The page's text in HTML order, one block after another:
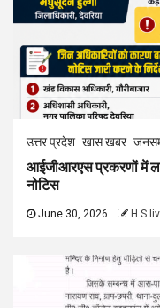
उत्तर प्रदेश खास खबर
आईजीआरएस प्रकरणों में
नोटिस
June 30, 2026 H S